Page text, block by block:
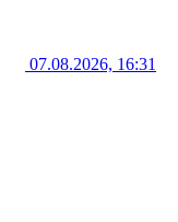
07.08.2026, 16:31